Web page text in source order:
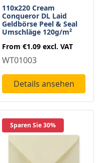
110x220 Cream
Conqueror DL Laid
Geldbörse Peel & Seal
Umschläge 120g/m²
From €1.09 excl. VAT
WT01003
Details ansehen
Sparen Sie 30%